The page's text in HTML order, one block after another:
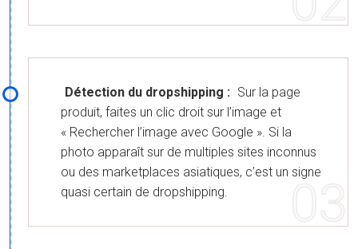
Détection du dropshipping : Sur la page
produit, faites un clic droit sur l’image et
« Rechercher l’image avec Google ». Si la
photo apparaît sur de multiples sites inconnus
ou des marketplaces asiatiques, c’est un signe
quasi certain de dropshipping.